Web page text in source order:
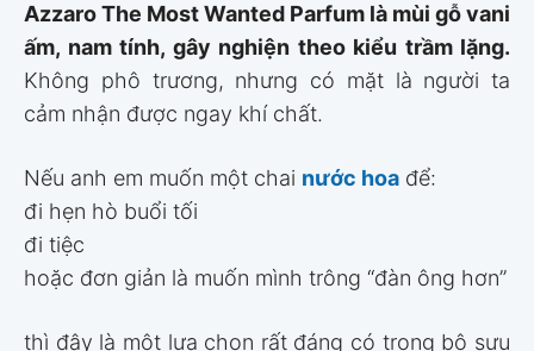
Azzaro The Most Wanted Parfum là mùi gỗ vani
ấm, nam tính, gây nghiện theo kiểu trầm lặng.
Không phô trương, nhưng có mặt là người ta
cảm nhận được ngay khí chất.
Nếu anh em muốn một chai nước hoa để:
đi hẹn hò buổi tối
đi tiệc
hoặc đơn giản là muốn mình trông “đàn ông hơn”
thì đây là một lựa chọn rất đáng có trong bộ sưu